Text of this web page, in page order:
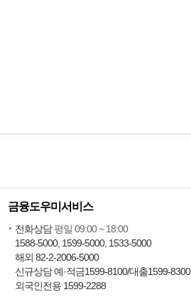
금융도우미서비스
전화상담 평일 09:00 ~ 18:00
1588-5000, 1599-5000, 1533-5000
해외 82-2-2006-5000
신규상담 예·적금1599-8100/대출1599-8300
외국인전용 1599-2288